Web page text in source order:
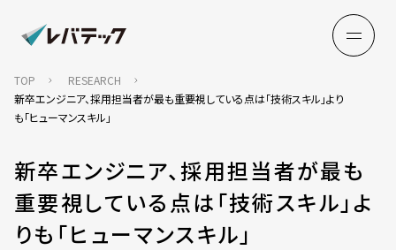
TOP
RESEARCH
新卒エンジニア、採用担当者が最も重要視している点は「技術スキル」より
も「ヒューマンスキル」
新卒エンジニア、採用担当者が最も
重要視している点は「技術スキル」よ
りも「ヒューマンスキル」